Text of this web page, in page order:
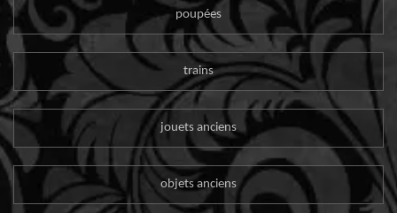
poupées
trains
jouets anciens
objets anciens